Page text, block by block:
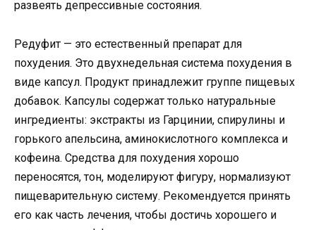
развеять депрессивные состояния.
Редуфит — это естественный препарат для
похудения. Это двухнедельная система похудения в
виде капсул. Продукт принадлежит группе пищевых
добавок. Капсулы содержат только натуральные
ингредиенты: экстракты из Гарцинии, спирулины и
горького апельсина, аминокислотного комплекса и
кофеина. Средства для похудения хорошо
переносятся, тон, моделируют фигуру, нормализуют
пищеварительную систему. Рекомендуется принять
его как часть лечения, чтобы достичь хорошего и